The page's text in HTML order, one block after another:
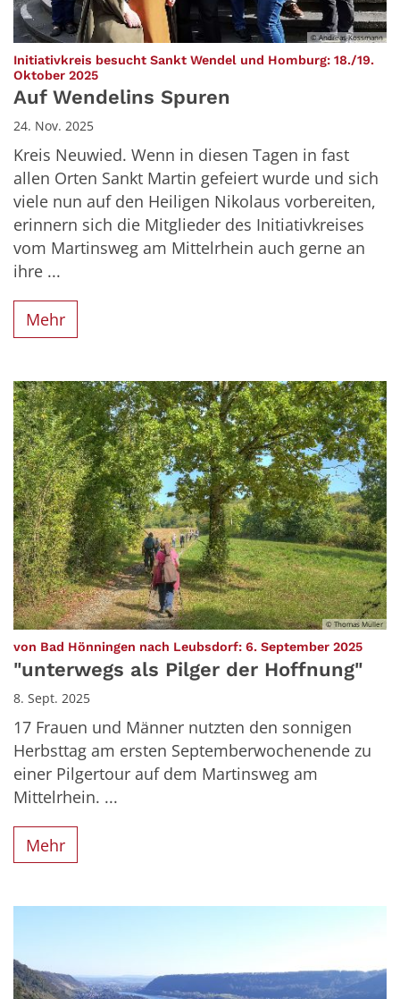
© Andreas Kossmann
Initiativkreis besucht Sankt Wendel und Homburg: 18./19.
Oktober 2025:
Auf Wendelins Spuren
24. Nov. 2025
Kreis Neuwied. Wenn in diesen Tagen in fast
allen Orten Sankt Martin gefeiert wurde und sich
viele nun auf den Heiligen Nikolaus vorbereiten,
erinnern sich die Mitglieder des Initiativkreises
vom Martinsweg am Mittelrhein auch gerne an
ihre ...
Mehr
© Thomas Müller
von Bad Hönningen nach Leubsdorf: 6. September 2025:
"unterwegs als Pilger der Hoffnung"
8. Sept. 2025
17 Frauen und Männer nutzten den sonnigen
Herbsttag am ersten Septemberwochenende zu
einer Pilgertour auf dem Martinsweg am
Mittelrhein. ...
Mehr